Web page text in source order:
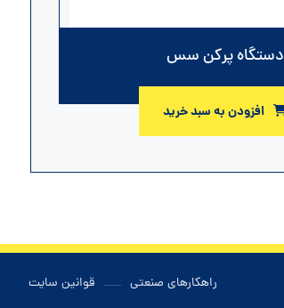
دستگاه پرکن سس
افزودن به سبد خرید
قوانین سایت راهکارهای صنعتی